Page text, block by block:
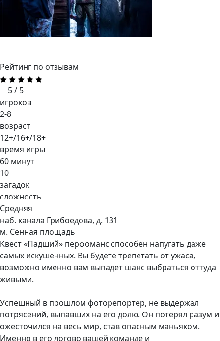
Рейтинг по отзывам
5 / 5
игроков
2-8
возраст
12+/16+/18+
время игры
60 минут
10
загадок
сложность
Средняя
наб. канала Грибоедова, д. 131
м. Сенная площадь
Квест «Падший» перфоманс способен напугать даже
самых искушенных. Вы будете трепетать от ужаса,
возможно именно вам выпадет шанс выбраться оттуда
живыми.
Успешный в прошлом фоторепортер, не выдержал
потрясений, выпавших на его долю. Он потерял разум и
ожесточился на весь мир, став опасным маньяком.
Именно в его логово вашей команде и